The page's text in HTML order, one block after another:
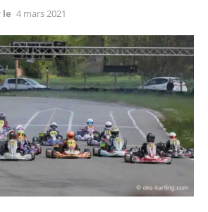
le 4 mars 2021